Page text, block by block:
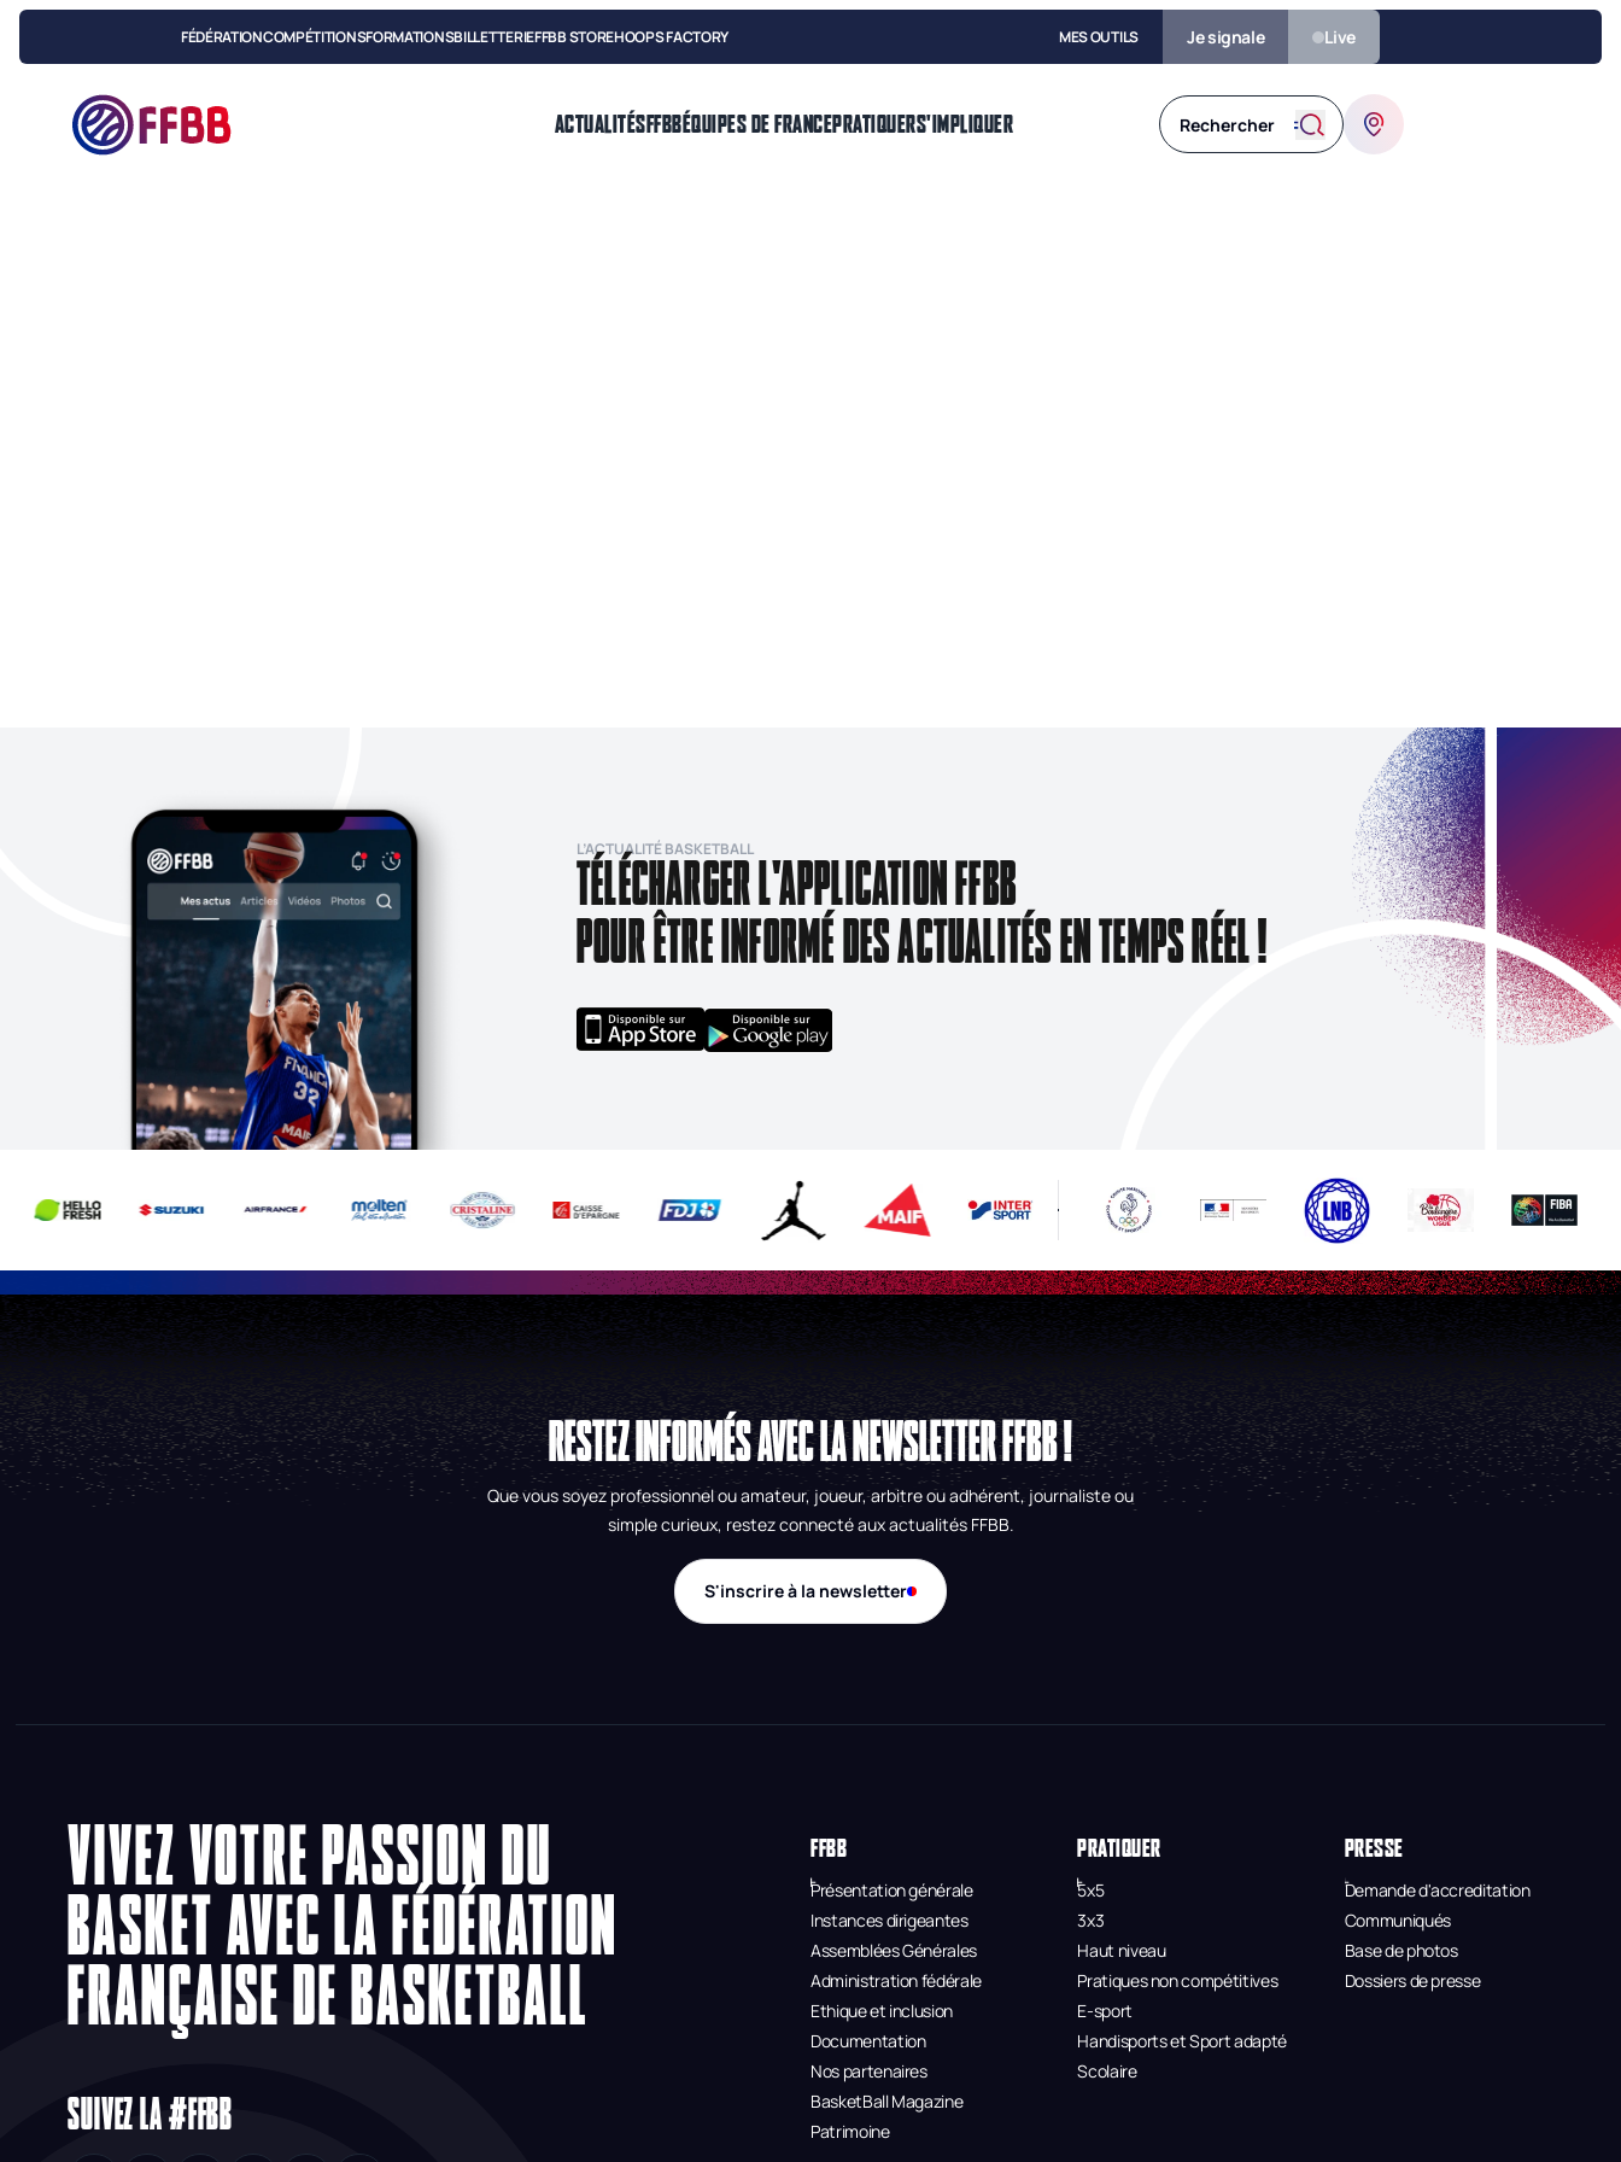
FÉDÉRATIONCOMPÉTITIONSFORMATIONSBILLETTERIEFFBB STOREHOOPS FACTORY MES OUTILS Je signale Live
ACTUALITÉSFFBBÉQUIPES DE FRANCEPRATIQUERS'IMPLIQUER
L’ACTUALITÉ BASKETBALL
TÉLÉCHARGER L'APPLICATION FFBB
POUR ÊTRE INFORMÉ DES ACTUALITÉS EN TEMPS RÉEL !
RESTEZ INFORMÉS AVEC LA NEWSLETTER FFBB !
Que vous soyez professionnel ou amateur, joueur, arbitre ou adhérent, journaliste ou
simple curieux, restez connecté aux actualités FFBB.
S'inscrire à la newsletter
VIVEZ VOTRE PASSION DU
BASKET AVEC LA FÉDÉRATION
FRANÇAISE DE BASKETBALL
SUIVEZ LA #FFBB
FFBB
Présentation générale
Instances dirigeantes
Assemblées Générales
Administration fédérale
Ethique et inclusion
Documentation
Nos partenaires
BasketBall Magazine
Patrimoine
PRATIQUER
5x5
3x3
Haut niveau
Pratiques non compétitives
E-sport
Handisports et Sport adapté
Scolaire
PRESSE
Demande d'accreditation
Communiqués
Base de photos
Dossiers de presse